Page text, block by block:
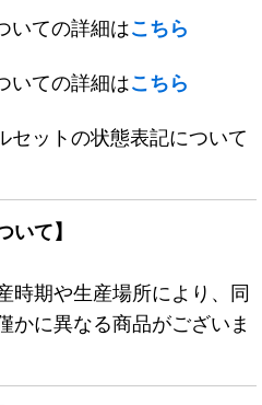
いての詳細はこちら
いての詳細はこちら
ットの状態表記について
いて】
時期や生産場所により、同
かに異なる商品がございま